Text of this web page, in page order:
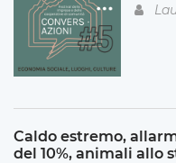
Caldo estremo,
del 10%, animali allo